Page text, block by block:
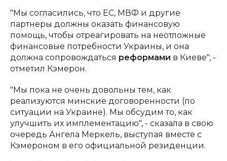
"Мы согласились, что ЕС, МВФ и другие
партнеры должны оказать финансовую
помощь, чтобы отреагировать на неотложные
финансовые потребности Украины, и она
должна сопровождаться реформами в Киеве", -
отметил Кэмерон.
"Мы пока не очень довольны тем, как
реализуются минские договоренности (по
ситуации на Украине). Мы обсудим то, как
улучшить их имплементацию", - сказала в свою
очередь Ангела Меркель, выступая вместе с
Кэмероном в его официальной резиденции.